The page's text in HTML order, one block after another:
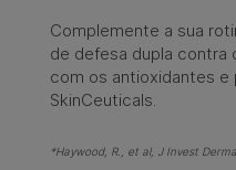
Complemente a sua
de defesa dupla contra
com os antioxidantes
SkinCeuticals.​
*Haywood, R., et al, J Invest